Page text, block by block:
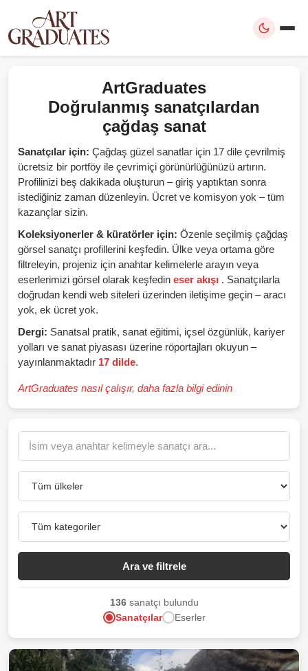
ArtGraduates
Doğrulanmış sanatçılardan
çağdaş sanat
Sanatçılar için: Çağdaş güzel sanatlar için 17 dile çevrilmiş
ücretsiz bir portföy ile çevrimiçi görünürlüğünüzü artırın.
Profilinizi beş dakikada oluşturun – giriş yaptıktan sonra
istediğiniz zaman düzenleyin. Ücret ve komisyon yok – tüm
kazançlar sizin.
Koleksiyonerler & küratörler için: Özenle seçilmiş çağdaş
görsel sanatçı profillerini keşfedin. Ülke veya ortama göre
filtreleyin, projeniz için anahtar kelimelerle arayın veya
eserlerimizi görsel olarak keşfedin eser akışı . Sanatçılarla
doğrudan kendi web siteleri üzerinden iletişime geçin – aracı
yok, ek ücret yok.
Dergi: Sanatsal pratik, sanat eğitimi, içsel özgünlük, kariyer
yolları ve sanat piyasası üzerine röportajları okuyun –
yayınlanmaktadır 17 dilde.
ArtGraduates nasıl çalışır, daha fazla bilgi edinin
Ara ve filtrele
136sanatçı bulundu
Sanatçılar
Eserler